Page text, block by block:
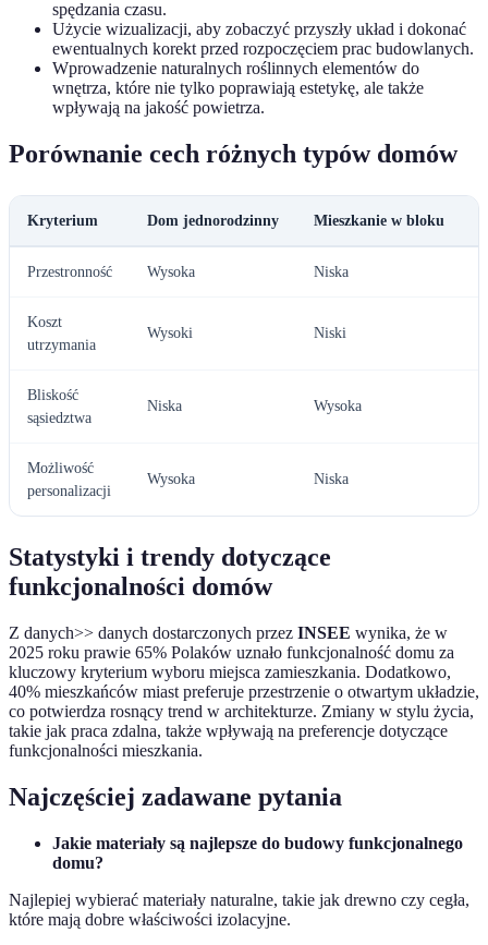
spędzania czasu.
Użycie wizualizacji, aby zobaczyć przyszły układ i dokonać
ewentualnych korekt przed rozpoczęciem prac budowlanych.
Wprowadzenie naturalnych roślinnych elementów do
wnętrza, które nie tylko poprawiają estetykę, ale także
wpływają na jakość powietrza.
Porównanie cech różnych typów domów
Kryterium Dom jednorodzinny Mieszkanie w bloku
Przestronność Wysoka Niska
Koszt
utrzymania
Wysoki Niski
Bliskość
sąsiedztwa
Niska Wysoka
Możliwość
personalizacji
Wysoka Niska
Statystyki i trendy dotyczące
funkcjonalności domów
Z danych>> danych dostarczonych przez INSEE wynika, że w
2025 roku prawie 65% Polaków uznało funkcjonalność domu za
kluczowy kryterium wyboru miejsca zamieszkania. Dodatkowo,
40% mieszkańców miast preferuje przestrzenie o otwartym układzie,
co potwierdza rosnący trend w architekturze. Zmiany w stylu życia,
takie jak praca zdalna, także wpływają na preferencje dotyczące
funkcjonalności mieszkania.
Najczęściej zadawane pytania
Jakie materiały są najlepsze do budowy funkcjonalnego
domu?
Najlepiej wybierać materiały naturalne, takie jak drewno czy cegła,
które mają dobre właściwości izolacyjne.